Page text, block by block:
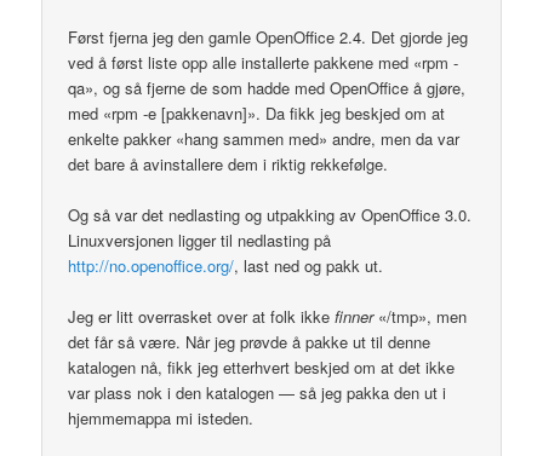
Først fjerna jeg den gamle OpenOffice 2.4. Det gjorde jeg
ved å først liste opp alle installerte pakkene med «rpm -
qa», og så fjerne de som hadde med OpenOffice å gjøre,
med «rpm -e [pakkenavn]». Da fikk jeg beskjed om at
enkelte pakker «hang sammen med» andre, men da var
det bare å avinstallere dem i riktig rekkefølge.
Og så var det nedlasting og utpakking av OpenOffice 3.0.
Linuxversjonen ligger til nedlasting på
http://no.openoffice.org/, last ned og pakk ut.
Jeg er litt overrasket over at folk ikkefinner«/tmp», men
det får så være. Når jeg prøvde å pakke ut til denne
katalogen nå, fikk jeg etterhvert beskjed om at det ikke
var plass nok i den katalogen — så jeg pakka den ut i
hjemmemappa mi isteden.